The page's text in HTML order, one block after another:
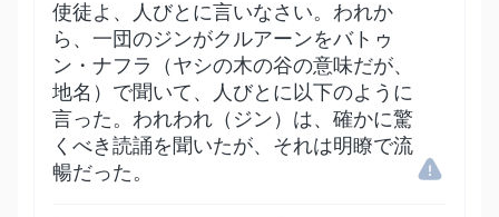
使徒よ、人びとに言いなさい。われか
ら、一団のジンがクルアーンをバトゥ
ン・ナフラ（ヤシの木の谷の意味だが、
地名）で聞いて、人びとに以下のように
言った。われわれ（ジン）は、確かに驚
くべき読誦を聞いたが、それは明瞭で流
暢だった。